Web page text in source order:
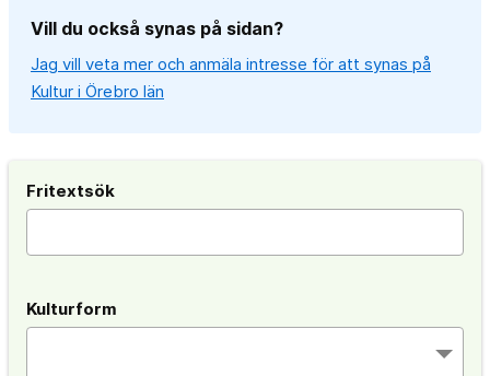
Vill du också synas på sidan?
Jag vill veta mer och anmäla intresse för att synas på
Kultur i Örebro län
Fritextsök
Kulturform